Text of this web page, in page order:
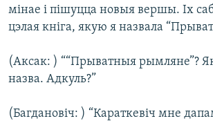
мінае і пішуцца новыя вершы. Іх
цэлая кніга, якую я назвала
(Аксак: ) ““Прыватныя рымляне”?
назва. Адкуль?”
(Багдановіч: ) “Караткевіч мне